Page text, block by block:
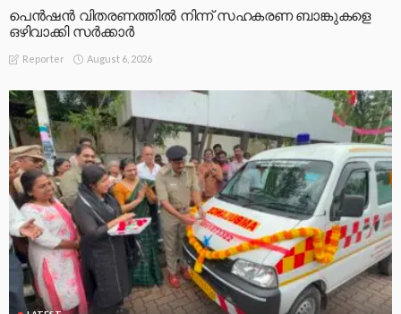
പെൻഷൻ വിതരണത്തിൽ നിന്ന് സഹകരണ ബാങ്കുകളെ
ഒഴിവാക്കി സർക്കാർ
Reporter August 6, 2026